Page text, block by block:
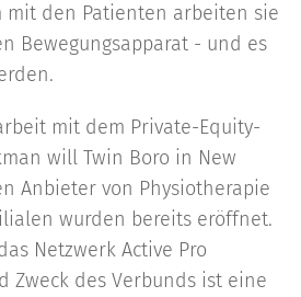
mit den Patienten arbeiten sie
Bewegungsapparat - und es
mit dem Private-Equity-
will Twin Boro in New
Anbieter von Physiotherapie
wurden bereits eröffnet.
Netzwerk Active Pro
Zweck des Verbunds ist eine